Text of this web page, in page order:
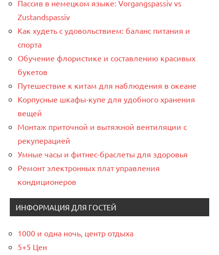
Пассив в немецком языке: Vorgangspassiv vs
Zustandspassiv
Как худеть с удовольствием: баланс питания и
спорта
Обучение флористике и составлению красивых
букетов
Путешествие к китам для наблюдения в океане
Корпусные шкафы-купе для удобного хранения
вещей
Монтаж приточной и вытяжной вентиляции с
рекуперацией
Умные часы и фитнес-браслеты для здоровья
Ремонт электронных плат управления
кондиционеров
ИНФОРМАЦИЯ ДЛЯ ГОСТЕЙ
1000 и одна ночь, центр отдыха
5+5 Цен